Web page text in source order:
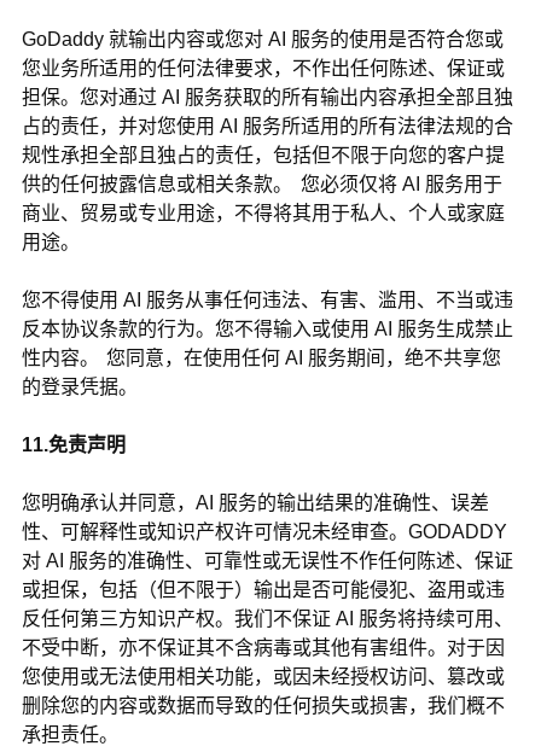
GoDaddy 就输出内容或您对 AI 服务的使用是否符合您或
您业务所适用的任何法律要求，不作出任何陈述、保证或
担保。您对通过 AI 服务获取的所有输出内容承担全部且独
占的责任，并对您使用 AI 服务所适用的所有法律法规的合
规性承担全部且独占的责任，包括但不限于向您的客户提
供的任何披露信息或相关条款。 您必须仅将 AI 服务用于
商业、贸易或专业用途，不得将其用于私人、个人或家庭
用途。
您不得使用 AI 服务从事任何违法、有害、滥用、不当或违
反本协议条款的行为。您不得输入或使用 AI 服务生成禁止
性内容。 您同意，在使用任何 AI 服务期间，绝不共享您
的登录凭据。
11.免责声明
您明确承认并同意，AI 服务的输出结果的准确性、误差
性、可解释性或知识产权许可情况未经审查。 GODADDY
对 AI 服务的准确性、可靠性或无误性不作任何陈述、保证
或担保，包括（但不限于）输出是否可能侵犯、盗用或违
反任何第三方知识产权。我们不保证 AI 服务将持续可用、
不受中断，亦不保证其不含病毒或其他有害组件。对于因
您使用或无法使用相关功能，或因未经授权访问、篡改或
删除您的内容或数据而导致的任何损失或损害，我们概不
承担责任。